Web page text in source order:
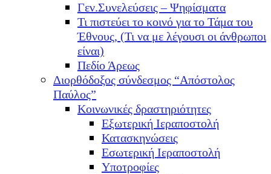
Γεν.Συνελεύσεις – Ψηφίσματα
Τι πιστεύει το κοινό για το Τάμα του
Έθνους, (Τι να με λέγουσι οι άνθρωποι
είναι)
Πεδίο Άρεως
Διορθόδοξος σύνδεσμος “Απόστολος
Παύλος”
Κοινωνικές δραστηριότητες
Εξωτερική Ιεραποστολή
Κατασκηνώσεις
Εσωτερική Ιεραποστολή
Υποτροφίες